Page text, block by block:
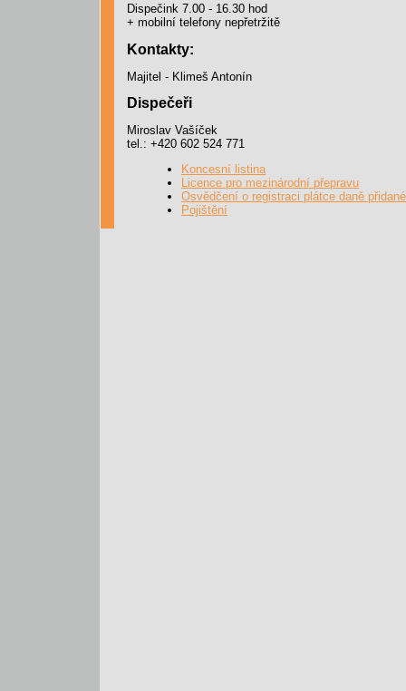
Dispečink 7.00 - 16.30 hod
+ mobilní telefony nepřetržitě
Kontakty:
Majitel - Klimeš Antonín
Dispečeři
Miroslav Vašíček
tel.: +420 602 524 771
Koncesní listina
Licence pro mezinárodní přepravu
Osvědčení o registraci plátce daně
Pojištění